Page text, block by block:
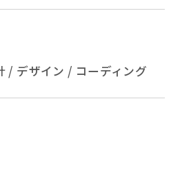
/ デザイン / コーディング